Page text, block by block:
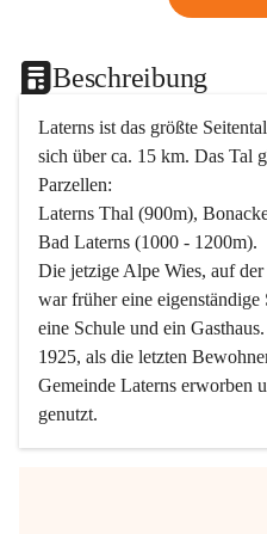
Beschreibung
Laterns ist das größte
sich über ca. 15 km. Das Tal
Parzellen:
Laterns Thal (900m),
Bad Laterns (1000 - 1200m).
Die jetzige Alpe Wies, auf der
war früher eine
eine Schule und ein
1925, als die letzten
Gemeinde Laterns erworben
genutzt.